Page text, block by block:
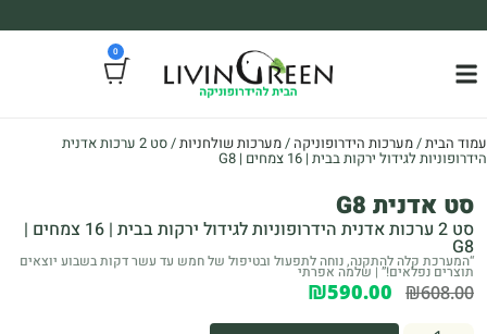
*בהתאם להגבלת גודל ומשקל
0
עמוד הבית/מערכות הידרופוניקה /מערכות שולחניות / סט 2 ערכות אדנית
הידרופוניות לגידול ירקות בבית | 16 צמחים | G8
סט אדנית G8
סט 2 ערכות אדנית הידרופוניות לגידול ירקות בבית | 16 צמחים |
G8
“המערכת קלה להתקנה, נוחה לתפעול ובטיפול של חמש עד עשר דקות בשבוע יוצאים
תוצרים נפלאים!” | שלמה אפרתי
₪608.00
₪590.00